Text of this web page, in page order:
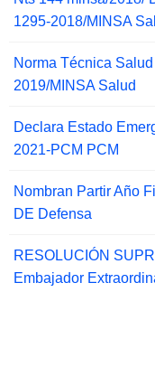
1295-2018/MINSA
Norma Técnica
2019/MINSA Salud
Declara Estado
2021-PCM PCM
Nombran Partir Año
DE Defensa
RESOLUCIÓN
Embajador